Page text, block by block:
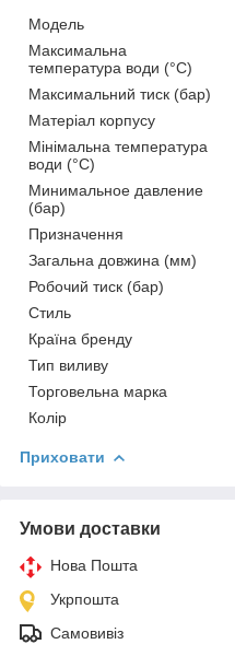
Мoдель
Максимальна
температура води (°C)
Максимальний тиск (бар)
Матеріал корпусу
Мінімальна температура
води (°C)
Минимальное давление
(бар)
Призначення
Загальна довжина (мм)
Робочий тиск (бар)
Стиль
Країна бренду
Тип виливу
Торговельна марка
Колір
Приховати
Умови доставки
Нова Пошта
Укрпошта
Самовивіз